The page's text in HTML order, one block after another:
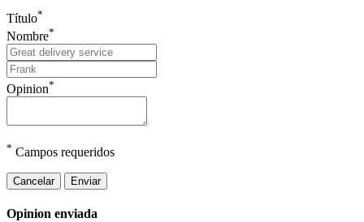
Título*
Nombre*
Opinion*
* Campos requeridos
Cancelar Enviar
Opinion enviada